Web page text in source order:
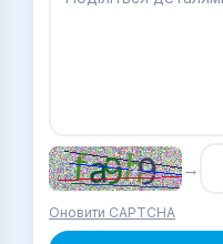
→
Оновити CAPTCHA